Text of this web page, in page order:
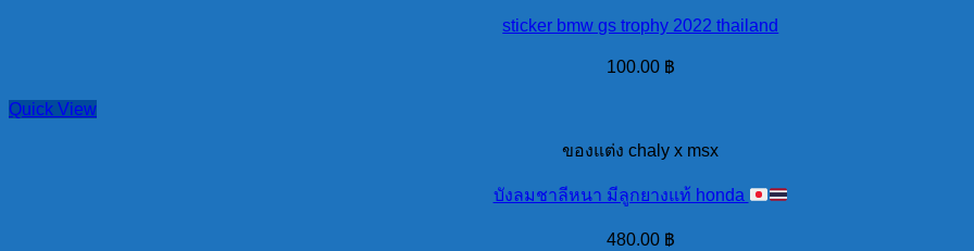
sticker bmw gs trophy 2022 thailand
100.00 ฿
Quick View
ของแต่ง chaly x msx
บังลมชาลีหนา มีลูกยางแท้ honda
480.00 ฿